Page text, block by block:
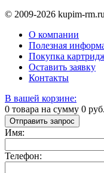
© 2009-2026 kupim-rm.ru
О компании
Полезная
Покупка
Оставить заявку
Контакты
В вашей корзине:
0 товара на сумму 0 руб.
Отправить запрос
Имя:
Телефон: